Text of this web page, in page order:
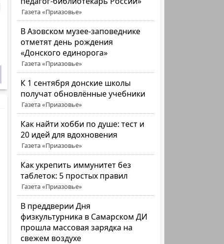
Газета «Приазовье»
В Азовском музее-заповеднике
отметят день рождения
«Донского единорога»
Газета «Приазовье»
К 1 сентября донские школы
получат обновлённые учебники
Газета «Приазовье»
Как найти хобби по душе: тест и
20 идей для вдохновения
Газета «Приазовье»
Как укрепить иммунитет без
таблеток: 5 простых правил
Газета «Приазовье»
В преддверии Дня
физкультурника в Самарском ДИ
прошла массовая зарядка на
свежем воздухе